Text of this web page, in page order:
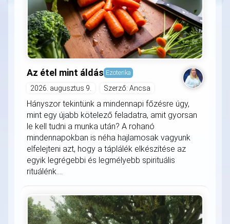
Az étel mint áldás Ezoterika
2026. augusztus 9. Szerző: Ancsa
Hányszor tekintünk a mindennapi főzésre úgy,
mint egy újabb kötelező feladatra, amit gyorsan
le kell tudni a munka után? A rohanó
mindennapokban is néha hajlamosak vagyunk
elfelejteni azt, hogy a táplálék elkészítése az
egyik legrégebbi és legmélyebb spirituális
rituálénk....